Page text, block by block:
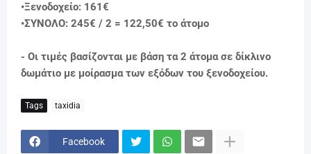
•Ξενοδοχείo: 161€
•ΣΥΝΟΛΟ: 245€ / 2 = 122,50€ το άτομο
- Οι τιμές βασίζονται με βάση τα 2 άτομα σε δίκλινο
δωμάτιο με μοίρασμα των εξόδων του ξενοδοχείου.
Tags taxidia
Facebook